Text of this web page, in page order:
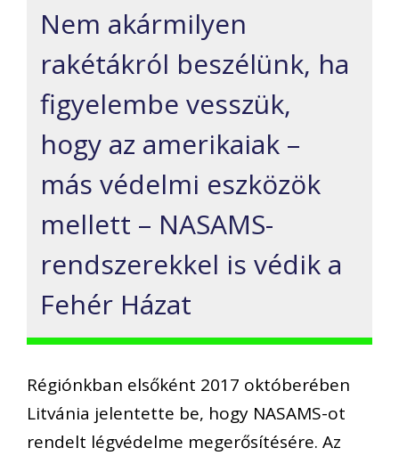
Nem akármilyen
rakétákról beszélünk, ha
figyelembe vesszük,
hogy az amerikaiak –
más védelmi eszközök
mellett – NASAMS-
rendszerekkel is védik a
Fehér Házat
Régiónkban elsőként 2017 októberében
Litvánia jelentette be, hogy NASAMS-ot
rendelt légvédelme megerősítésére. Az